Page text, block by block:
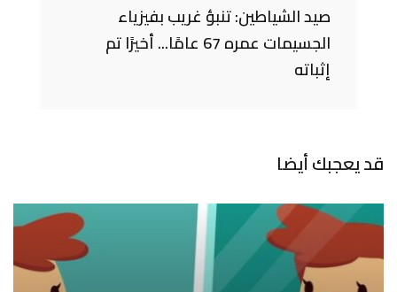
صيد الشياطين: تنبؤ غريب بفيزياء
الجسيمات عمره 67 عامًا... أخيرًا تم
إثباته
قد يعجبك أيضا